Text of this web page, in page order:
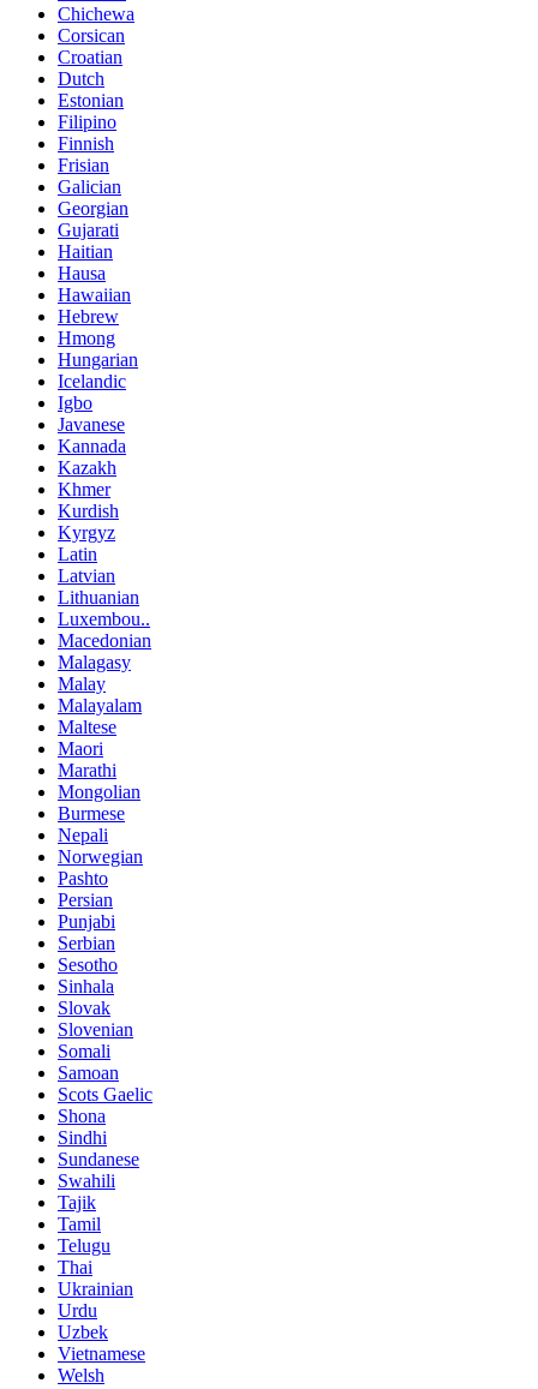
Chichewa
Corsican
Croatian
Dutch
Estonian
Filipino
Finnish
Frisian
Galician
Georgian
Gujarati
Haitian
Hausa
Hawaiian
Hebrew
Hmong
Hungarian
Icelandic
Igbo
Javanese
Kannada
Kazakh
Khmer
Kurdish
Kyrgyz
Latin
Latvian
Lithuanian
Luxembou..
Macedonian
Malagasy
Malay
Malayalam
Maltese
Maori
Marathi
Mongolian
Burmese
Nepali
Norwegian
Pashto
Persian
Punjabi
Serbian
Sesotho
Sinhala
Slovak
Slovenian
Somali
Samoan
Scots Gaelic
Shona
Sindhi
Sundanese
Swahili
Tajik
Tamil
Telugu
Thai
Ukrainian
Urdu
Uzbek
Vietnamese
Welsh